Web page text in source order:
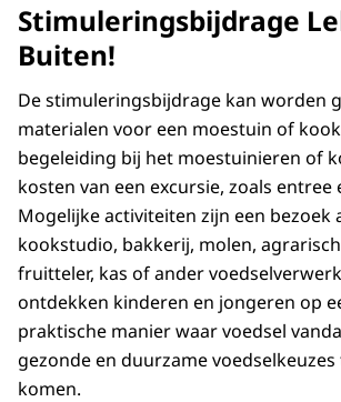
Stimuleringsbijdrage
Buiten!
De stimuleringsbijdrage kan worden
materialen voor een moestuin of
begeleiding bij het moestuinieren of
kosten van een excursie, zoals entree
Mogelijke activiteiten zijn een bezoek
kookstudio, bakkerij, molen,
fruitteler, kas of ander
ontdekken kinderen en jongeren op
praktische manier waar voedsel
gezonde en duurzame
komen.